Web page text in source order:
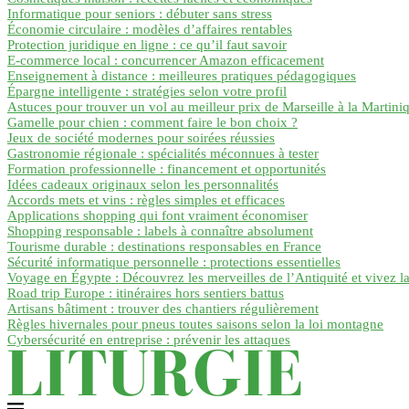
Informatique pour seniors : débuter sans stress
Économie circulaire : modèles d’affaires rentables
Protection juridique en ligne : ce qu’il faut savoir
E-commerce local : concurrencer Amazon efficacement
Enseignement à distance : meilleures pratiques pédagogiques
Épargne intelligente : stratégies selon votre profil
Astuces pour trouver un vol au meilleur prix de Marseille à la
Gamelle pour chien : comment faire le bon choix ?
Jeux de société modernes pour soirées réussies
Gastronomie régionale : spécialités méconnues à tester
Formation professionnelle : financement et opportunités
Idées cadeaux originaux selon les personnalités
Accords mets et vins : règles simples et efficaces
Applications shopping qui font vraiment économiser
Shopping responsable : labels à connaître absolument
Tourisme durable : destinations responsables en France
Sécurité informatique personnelle : protections essentielles
Voyage en Égypte : Découvrez les merveilles de l’Antiquité et vivez
Road trip Europe : itinéraires hors sentiers battus
Artisans bâtiment : trouver des chantiers régulièrement
Règles hivernales pour pneus toutes saisons selon la loi montagne
Cybersécurité en entreprise : prévenir les attaques